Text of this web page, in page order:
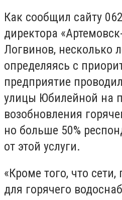
Как сообщил сайту
директора
Логвинов, несколько
определяясь с
предприятие
улицы Юбилейной на
возобновления
но больше 50%
от этой услуги.
«Кроме того, что
для горячего